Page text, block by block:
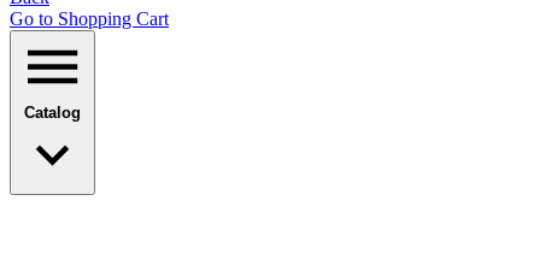
Go to Shopping Сart
Catalog